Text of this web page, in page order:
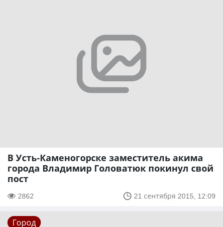
В Усть-Каменогорске заместитель акима
города Владимир Головатюк покинул свой
пост
2862 21 сентября 2015, 12:09
Город